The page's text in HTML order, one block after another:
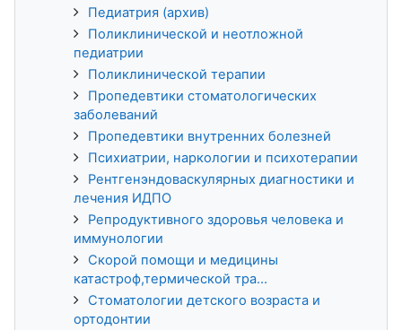
Педиатрия (архив)
Поликлинической и неотложной
педиатрии
Поликлинической терапии
Пропедевтики стоматологических
заболеваний
Пропедевтики внутренних болезней
Психиатрии, наркологии и психотерапии
Рентгенэндоваскулярных диагностики и
лечения ИДПО
Репродуктивного здоровья человека и
иммунологии
Скорой помощи и медицины
катастроф,термической тра...
Стоматологии детского возраста и
ортодонтии